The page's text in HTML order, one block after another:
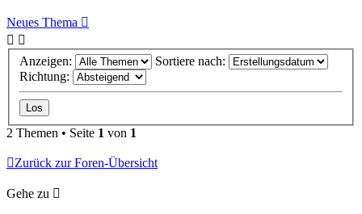
Neues Thema
Anzeigen:
Sortiere nach:
Richtung:
2 Themen • Seite 1 von 1
Zurück zur Foren-Übersicht
Gehe zu